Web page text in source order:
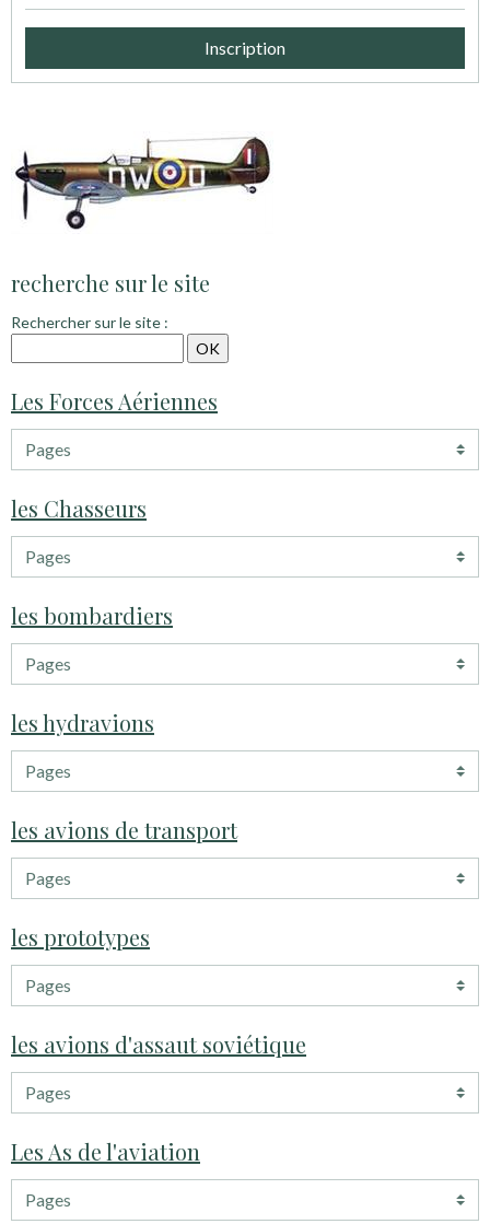
Inscription
recherche sur le site
Rechercher sur le site :
Les Forces Aériennes
les Chasseurs
les bombardiers
les hydravions
les avions de transport
les prototypes
les avions d'assaut soviétique
Les As de l'aviation